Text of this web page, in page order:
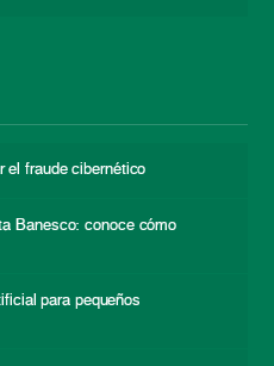
el fraude cibernético
Banesco: conoce cómo
para pequeños